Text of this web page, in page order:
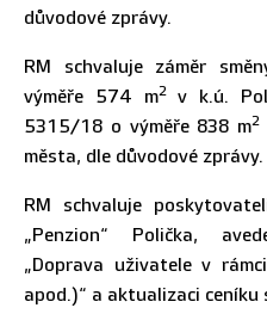
důvodové zprávy.
RM schvaluje záměr
výměře 574 m2v k.ú.
5315/18 o výměře 838 m2
města, dle důvodové zprávy.
RM schvaluje
„Penzion“ Polička,
„Doprava uživatele v
apod.)“ a aktualizaci